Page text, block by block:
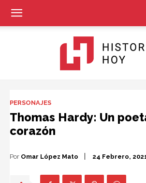
PERSONAJES
Thomas Hardy: Un
corazón
Por Omar López Mato 24 Febrero,